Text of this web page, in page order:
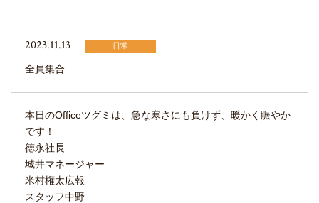
2023.11.13 日常
全員集合
本日のOfficeツグミは、急な寒さにも負けず、暖かく賑やか
です！
徳永社長
城井マネージャー
米村権太広報
スタッフ中野